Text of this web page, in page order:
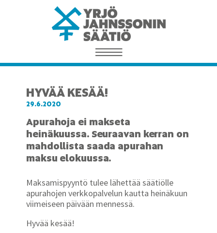
HYVÄÄ KESÄÄ!
29.6.2020
Apurahoja ei makseta
heinäkuussa. Seuraavan kerran on
mahdollista saada apurahan
maksu elokuussa.
Maksamispyyntö tulee lähettää säätiölle
apurahojen verkkopalvelun kautta heinäkuun
viimeiseen päivään mennessä.
Hyvää kesää!